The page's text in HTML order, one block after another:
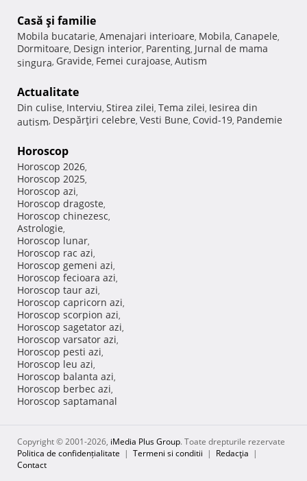
Casă şi familie
Mobila bucatarie, Amenajari interioare, Mobila, Canapele,
Dormitoare, Design interior, Parenting, Jurnal de mama
singura, Gravide, Femei curajoase, Autism
Actualitate
Din culise, Interviu, Stirea zilei, Tema zilei, Iesirea din
autism, Despărţiri celebre, Vesti Bune, Covid-19, Pandemie
Horoscop
Horoscop 2026,
Horoscop 2025,
Horoscop azi,
Horoscop dragoste,
Horoscop chinezesc,
Astrologie,
Horoscop lunar,
Horoscop rac azi,
Horoscop gemeni azi,
Horoscop fecioara azi,
Horoscop taur azi,
Horoscop capricorn azi,
Horoscop scorpion azi,
Horoscop sagetator azi,
Horoscop varsator azi,
Horoscop pesti azi,
Horoscop leu azi,
Horoscop balanta azi,
Horoscop berbec azi,
Horoscop saptamanal
Copyright © 2001-2026, iMedia Plus Group. Toate drepturile rezervate
Politica de confidențialitate | Termeni si conditii | Redacţia |
Contact